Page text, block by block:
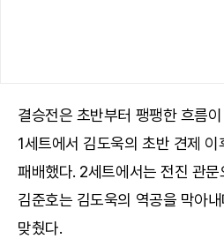
결승전은 초반부터 팽팽한 흐름
1세트에서 김도욱의 초반 견제 이
패배했다. 2세트에서는 전진 관
김준호는 김도욱의 역공을 막아
맞췄다.